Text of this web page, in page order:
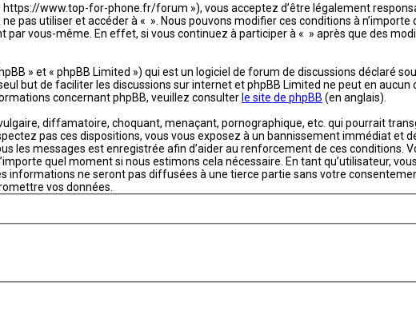
https://www.top-for-phone.fr/forum »), vous acceptez d’être légalement
pas utiliser et accéder à « ». Nous pouvons modifier ces conditions à
vous-même. En effet, si vous continuez à participer à « » après que des
» et « phpBB Limited ») qui est un logiciel de forum de discussions déclaré
but de faciliter les discussions sur internet et phpBB Limited ne peut en
concernant phpBB, veuillez consulter le site de phpBB (en anglais).
diffamatoire, choquant, menaçant, pornographique, etc. qui pourrait
pas ces dispositions, vous vous exposez à un bannissement immédiat et
les messages est enregistrée afin d’aider au renforcement de ces conditions.
quel moment si nous estimons cela nécessaire. En tant qu’utilisateur,
informations ne seront pas diffusées à une tierce partie sans votre
vos données.